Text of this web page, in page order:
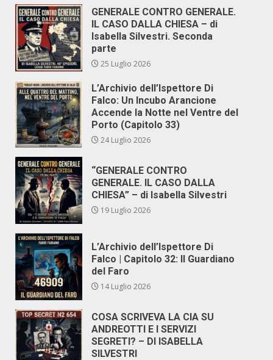
GENERALE CONTRO GENERALE.
IL CASO DALLA CHIESA – di
Isabella Silvestri. Seconda
parte
25 Luglio 2026
L’Archivio dell’Ispettore Di
Falco: Un Incubo Arancione
Accende la Notte nel Ventre del
Porto (Capitolo 33)
24 Luglio 2026
“GENERALE CONTRO
GENERALE. IL CASO DALLA
CHIESA” – di Isabella Silvestri
19 Luglio 2026
L’Archivio dell’Ispettore Di
Falco | Capitolo 32: Il Guardiano
del Faro
14 Luglio 2026
COSA SCRIVEVA LA CIA SU
ANDREOTTI E I SERVIZI
SEGRETI? – DI ISABELLA
SILVESTRI